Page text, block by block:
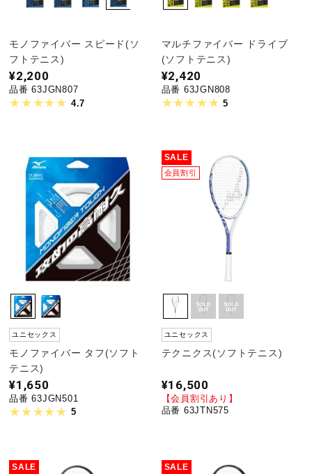
モノファイバー スピード(ソ
フトテニス)
¥2,200
品番 63JGN807
4.7
マルチファイバー ドライブ
(ソフトテニス)
¥2,420
品番 63JGN808
5
ユニセックス
モノファイバー タフ(ソフト
テニス)
¥1,650
品番 63JGN501
5
SALE
会員割引
ユニセックス
テクニクス(ソフトテニス)
¥16,500
【会員割引あり】
品番 63JTN575
SALE SALE